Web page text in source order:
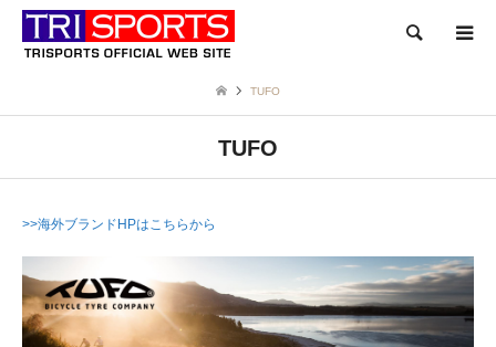
検索
TUFO
TUFO
>>海外ブランドHPはこちらから